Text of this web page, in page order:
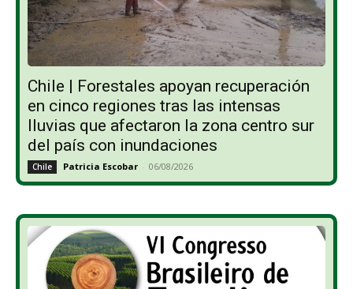
Chile | Forestales apoyan recuperación
en cinco regiones tras las intensas
lluvias que afectaron la zona centro sur
del país con inundaciones
Chile Patricia Escobar - 06/08/2026